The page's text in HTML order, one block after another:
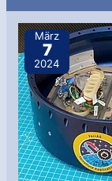
März
7
2024